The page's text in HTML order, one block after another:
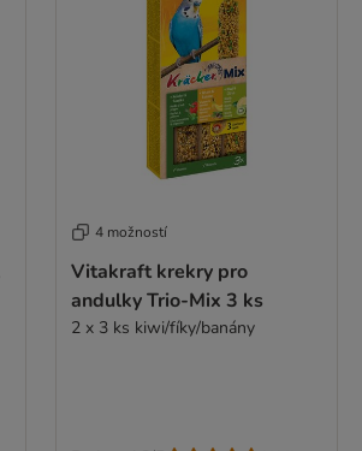
4 možností
Vitakraft krekry pro
andulky Trio-Mix 3 ks
2 x 3 ks kiwi/fíky/banány